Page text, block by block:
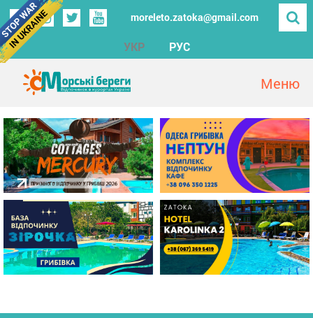
moreleto.zatoka@gmail.com
УКР РУС